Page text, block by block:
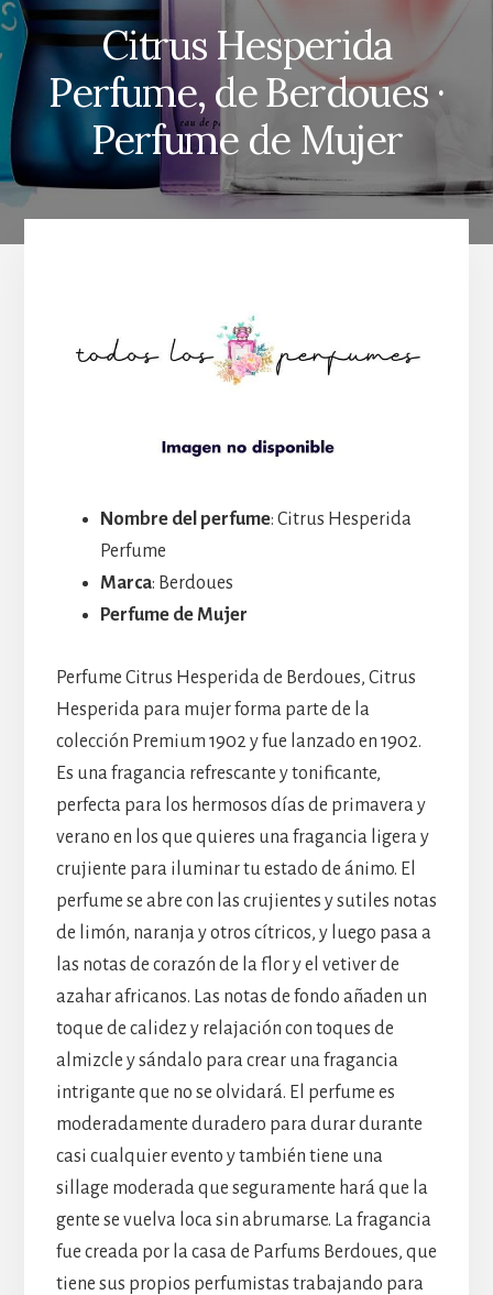
Citrus Hesperida
Perfume, de Berdoues ·
Perfume de Mujer
Nombre del perfume: Citrus Hesperida
Perfume
Marca: Berdoues
Perfume de Mujer
Perfume Citrus Hesperida de Berdoues, Citrus
Hesperida para mujer forma parte de la
colección Premium 1902 y fue lanzado en 1902.
Es una fragancia refrescante y tonificante,
perfecta para los hermosos días de primavera y
verano en los que quieres una fragancia ligera y
crujiente para iluminar tu estado de ánimo. El
perfume se abre con las crujientes y sutiles notas
de limón, naranja y otros cítricos, y luego pasa a
las notas de corazón de la flor y el vetiver de
azahar africanos. Las notas de fondo añaden un
toque de calidez y relajación con toques de
almizcle y sándalo para crear una fragancia
intrigante que no se olvidará. El perfume es
moderadamente duradero para durar durante
casi cualquier evento y también tiene una
sillage moderada que seguramente hará que la
gente se vuelva loca sin abrumarse. La fragancia
fue creada por la casa de Parfums Berdoues, que
tiene sus propios perfumistas trabajando para